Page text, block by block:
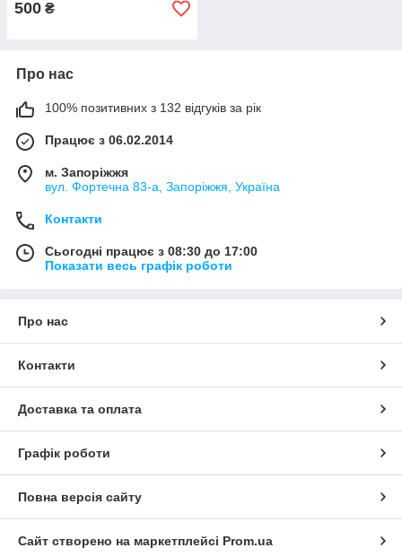
500 ₴
Про нас
100% позитивних з 132 відгуків за рік
Працює з 06.02.2014
м. Запоріжжя
вул. Фортечна 83-а, Запоріжжя, Україна
Контакти
Сьогодні працює з 08:30 до 17:00
Показати весь графік роботи
Про нас
Контакти
Доставка та оплата
Графік роботи
Повна версія сайту
Сайт створено на маркетплейсі Prom.ua